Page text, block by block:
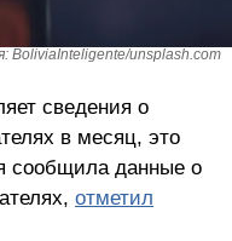
BoliviaInteligente/unsplash.com
сведения о
в месяц, это
сообщила данные о
отметил